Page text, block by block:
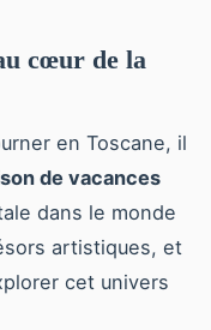
cœur de la
en Toscane, il
de vacances
dans le monde
artistiques, et
cet univers